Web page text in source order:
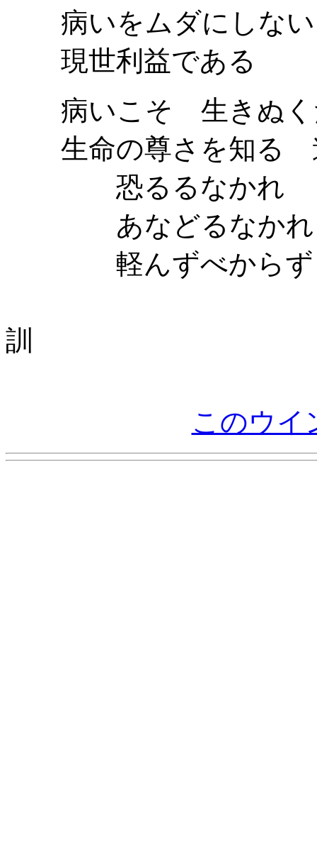
病いをムダにしな
現世利益である
病いこそ 生きぬく
生命の尊さを知る
恐るるなかれ
あなどるなかれ
軽んずべからず
訓
このウイ